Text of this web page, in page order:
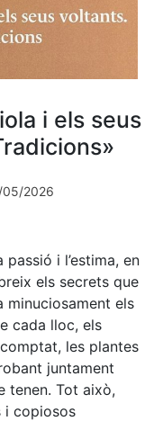
i els seus
05/2026
i l’estima, en
els secrets que
minuciosament els
cada lloc, els
les plantes
juntament
tenen. Tot això,
i copiosos